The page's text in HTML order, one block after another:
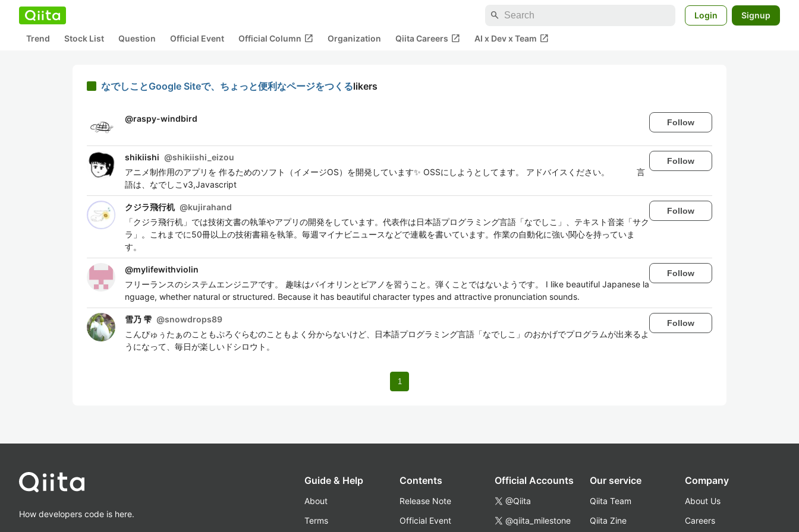
search Login Signup
Trend Stock List Question Official Event Official Column open_in_new Organization Qiita Careers open_in_new AI x Dev x Team open_in_new
なでしことGoogle Siteで、ちょっと便利なページをつくるlikers
@raspy-windbird Follow
shikiishi @shikiishi_eizou
アニメ制作用のアプリを 作るためのソフト（イメージOS）を開発しています✨ OSSにしようとしてます。 アドバイスください。 言
語は、なでしこv3,Javascript
Follow
クジラ飛行机 @kujirahand
「クジラ飛行机」では技術文書の執筆やアプリの開発をしています。代表作は日本語プログラミング言語「なでしこ」、テキスト音楽「サク
ラ」。これまでに50冊以上の技術書籍を執筆。毎週マイナビニュースなどで連載を書いています。作業の自動化に強い関心を持っていま
す。
Follow
@mylifewithviolin
フリーランスのシステムエンジニアです。 趣味はバイオリンとピアノを習うこと。弾くことではないようです。 I like beautiful Japanese la
nguage, whether natural or structured. Because it has beautiful character types and attractive pronunciation sounds.
Follow
雪乃 雫 @snowdrops89
こんぴゅぅたぁのこともぷろぐらむのこともよく分からないけど、日本語プログラミング言語「なでしこ」のおかげでプログラムが出来るよ
うになって、毎日が楽しいドシロウト。
Follow
1
How developers code is here.
Guide & Help
About
Terms
Contents
Release Note
Official Event
Official Accounts
@Qiita
@qiita_milestone
Our service
Qiita Team
Qiita Zine
Company
About Us
Careers